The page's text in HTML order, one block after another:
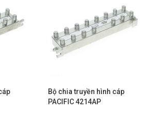
Bộ chia truyền hình cáp
PACIFIC 4214AP